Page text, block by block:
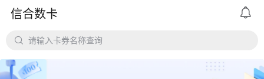
信合数卡 
 请输入卡券名称查询
价格公道、稳定需求，长期回收京东E卡、携程卡。
京东E卡500面值以上寄售回收价格上调至965折